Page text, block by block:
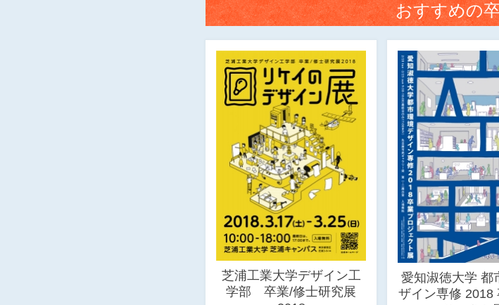
おすすめの
芝浦工業大学デザイン工
学部 卒業/修士研究展
愛知淑徳大学 都
ザイン専修 2018